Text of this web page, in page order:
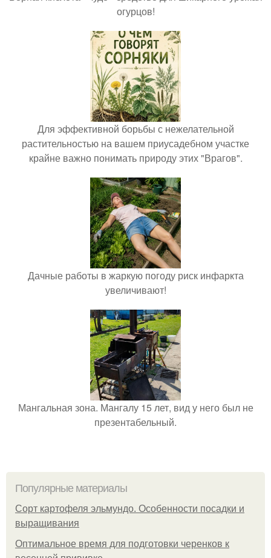
огурцов!
Для эффективной борьбы с нежелательной
растительностью на вашем приусадебном участке
крайне важно понимать природу этих "Врагов".
Дачные работы в жаркую погоду риск инфаркта
увеличивают!
Мангальная зона. Мангалу 15 лет, вид у него был не
презентабельный.
Популярные материалы
Сорт картофеля эльмундо. Особенности посадки и
выращивания
Оптимальное время для подготовки черенков к